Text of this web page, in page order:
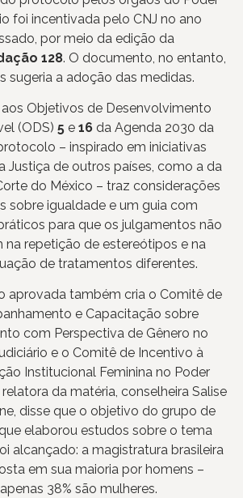
foi incentivada pelo CNJ no ano
por meio da edição da
128. O documento, no entanto,
sugeria a adoção das medidas.
Objetivos de Desenvolvimento
(ODS) 5e 16da Agenda 2030 da
– inspirado em iniciativas
Justiça de outros países, como a da
do México – traz considerações
sobre igualdade e um guia com
para que os julgamentos não
na repetição de estereótipos e na
de tratamentos diferentes.
aprovada também cria o Comitê de
e Capacitação sobre
com Perspectiva de Gênero no
e o Comitê de Incentivo à
Institucional Feminina no Poder
relatora da matéria, conselheira Salise
disse que o objetivo do grupo de
elaborou estudos sobre o tema
alcançado: a magistratura brasileira
em sua maioria por homens –
apenas 38% são mulheres.